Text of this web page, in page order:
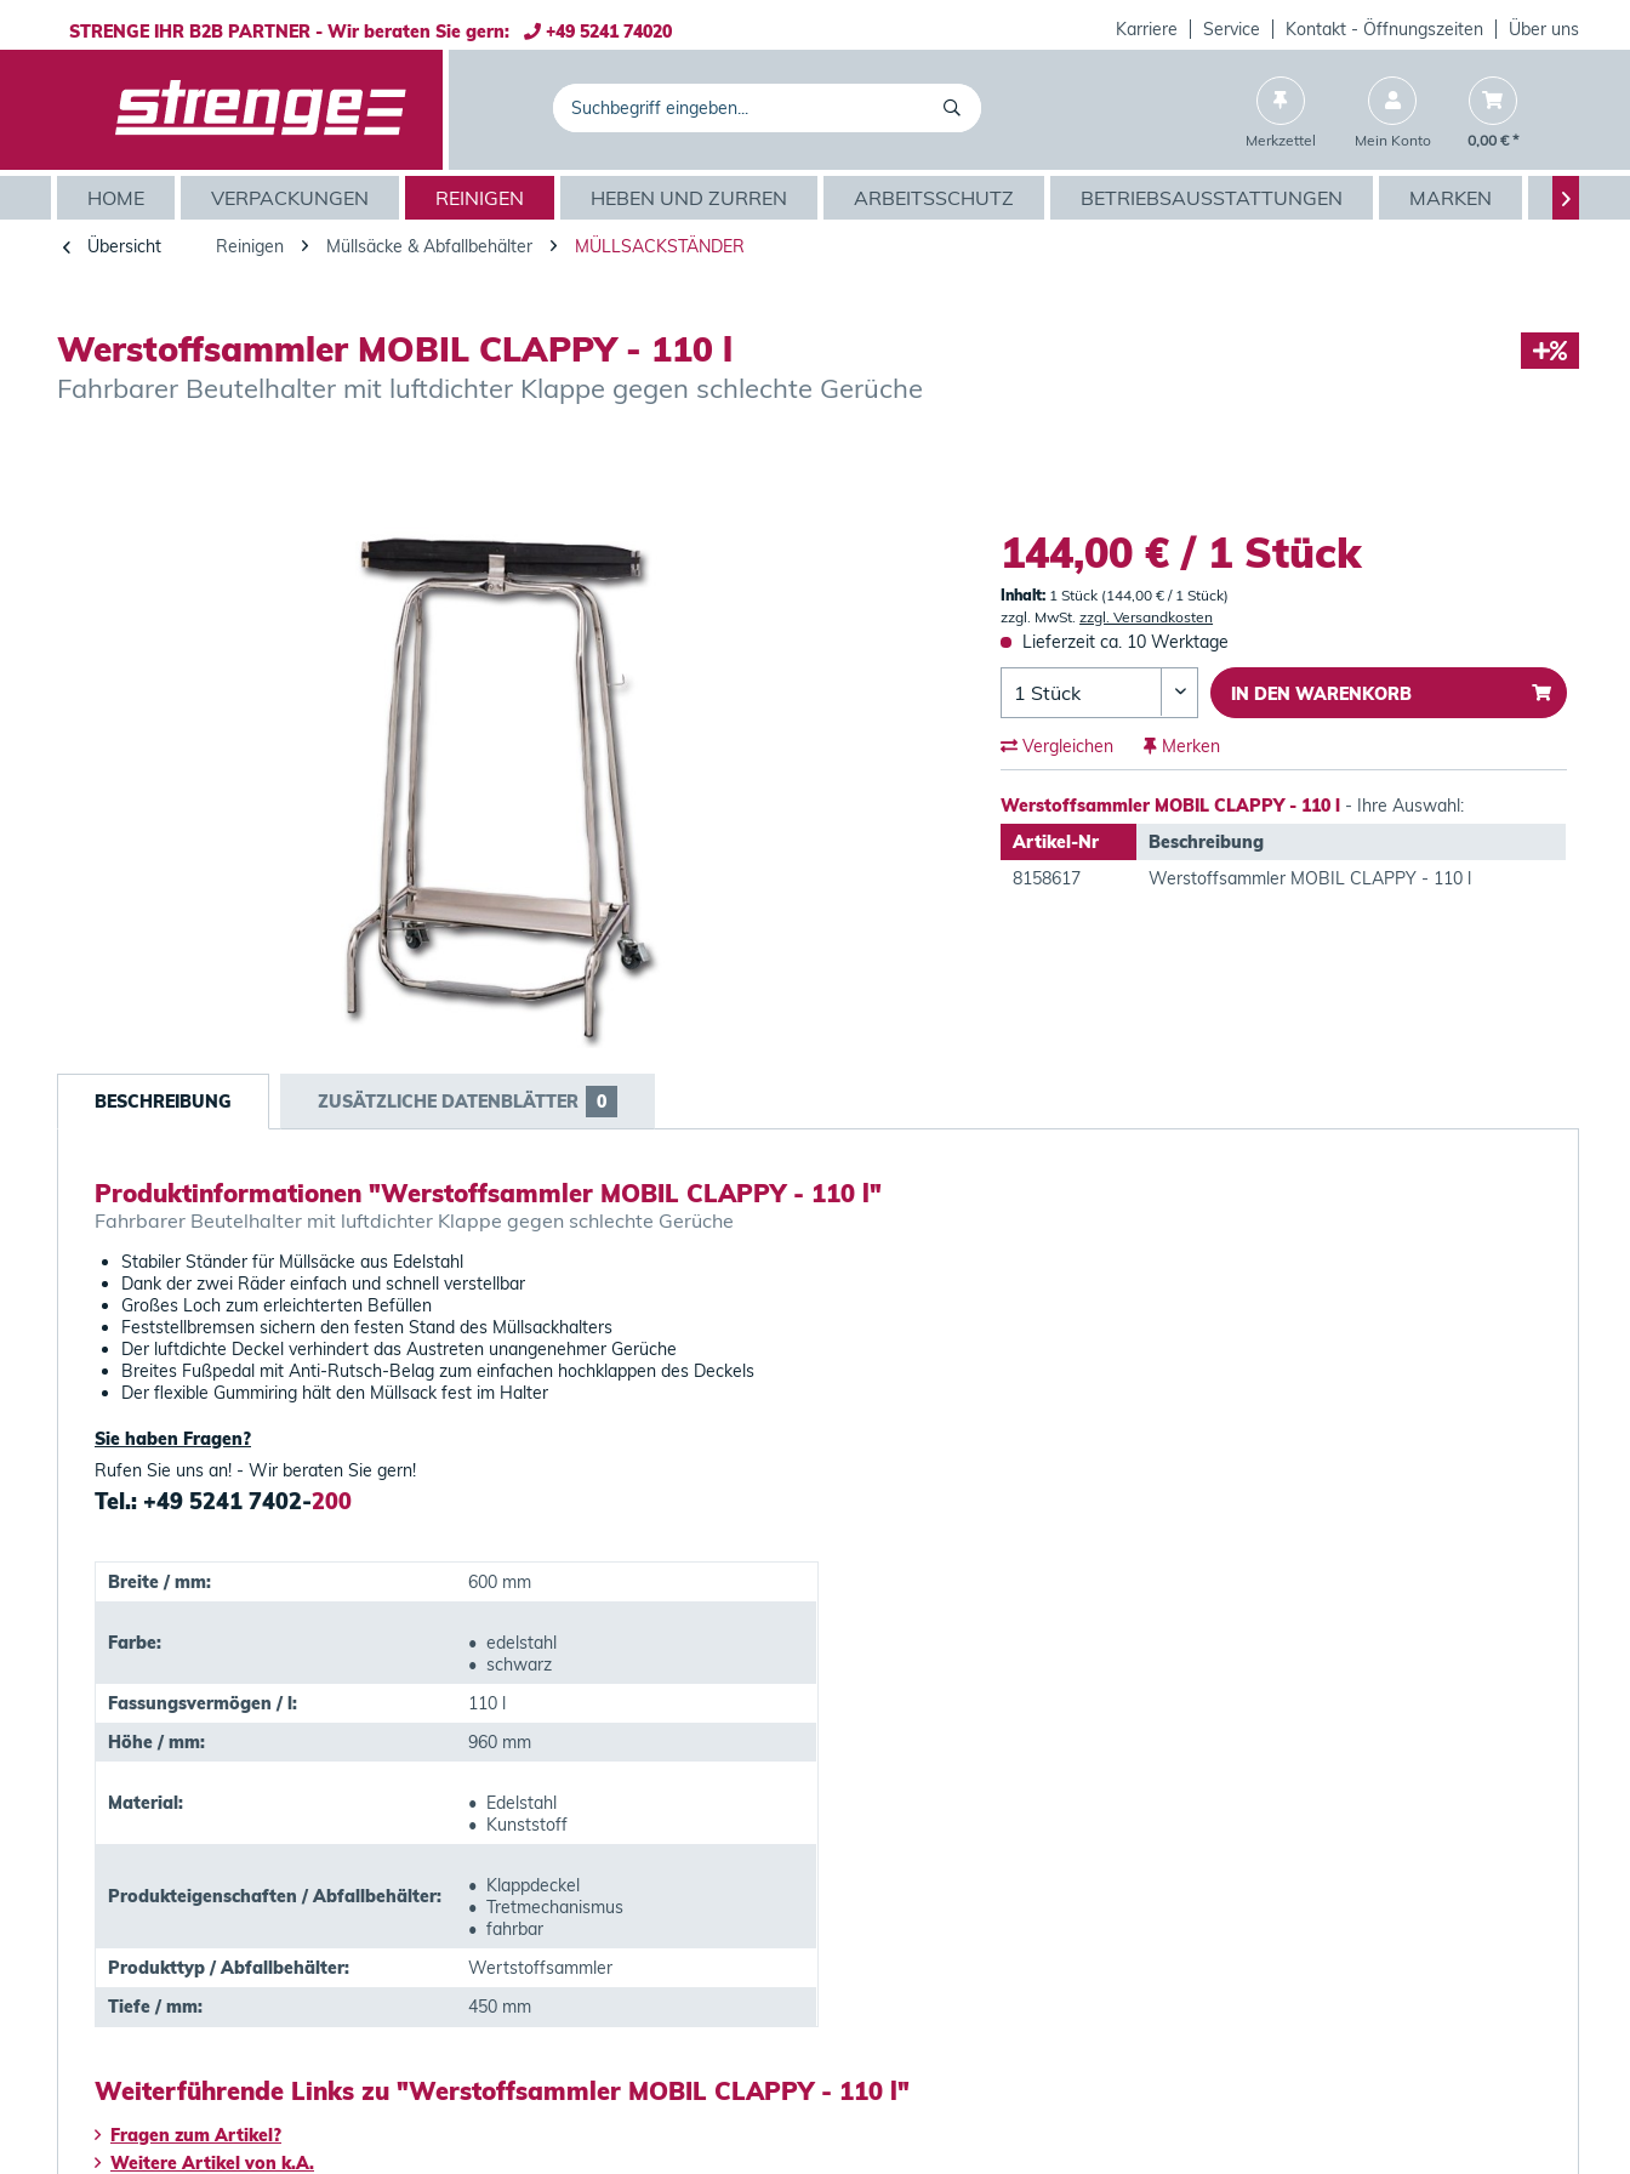
STRENGE IHR B2B PARTNER - Wir beraten Sie gern: +49 5241 74020 Karriere Service Kontakt - Öffnungszeiten Über uns
Merkzettel Mein Konto 0,00 € *
HOME VERPACKUNGEN REINIGEN HEBEN UND ZURREN ARBEITSSCHUTZ BETRIEBSAUSSTATTUNGEN MARKEN 
Übersicht Reinigen Müllsäcke & Abfallbehälter MÜLLSACKSTÄNDER
Werstoffsammler MOBIL CLAPPY - 110 l
Fahrbarer Beutelhalter mit luftdichter Klappe gegen schlechte Gerüche
144,00 € / 1 Stück
Inhalt: 1 Stück (144,00 € / 1 Stück)
zzgl. MwSt.zzgl. Versandkosten
Lieferzeit ca. 10 Werktage
IN DEN WARENKORB
Vergleichen Merken
Werstoffsammler MOBIL CLAPPY - 110 l - Ihre Auswahl:
Artikel-Nr
Beschreibung
8158617
Werstoffsammler MOBIL CLAPPY - 110 l
BESCHREIBUNG ZUSÄTZLICHE DATENBLÄTTER 0
Produktinformationen "Werstoffsammler MOBIL CLAPPY - 110 l"
Fahrbarer Beutelhalter mit luftdichter Klappe gegen schlechte Gerüche
Stabiler Ständer für Müllsäcke aus Edelstahl
Dank der zwei Räder einfach und schnell verstellbar
Großes Loch zum erleichterten Befüllen
Feststellbremsen sichern den festen Stand des Müllsackhalters
Der luftdichte Deckel verhindert das Austreten unangenehmer Gerüche
Breites Fußpedal mit Anti-Rutsch-Belag zum einfachen hochklappen des Deckels
Der flexible Gummiring hält den Müllsack fest im Halter
Sie haben Fragen?
Rufen Sie uns an! - Wir beraten Sie gern!
Tel.: +49 5241 7402-200
Breite / mm: 600 mm
Farbe:
• edelstahl
• schwarz
Fassungsvermögen / l:
110 l
Höhe / mm:
960 mm
Material:
• Edelstahl
• Kunststoff
Produkteigenschaften / Abfallbehälter:
• Klappdeckel
• Tretmechanismus
• fahrbar
Produkttyp / Abfallbehälter:
Wertstoffsammler
Tiefe / mm:
450 mm
Weiterführende Links zu "Werstoffsammler MOBIL CLAPPY - 110 l"
Fragen zum Artikel?
Weitere Artikel von k.A.